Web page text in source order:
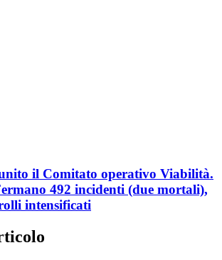
il Comitato operativo Viabilità.
492 incidenti (due mortali),
intensificati